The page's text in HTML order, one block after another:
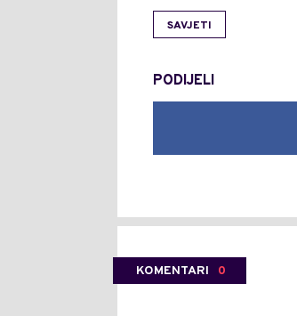
SAVJETI
PODIJELI
KOMENTARI 0